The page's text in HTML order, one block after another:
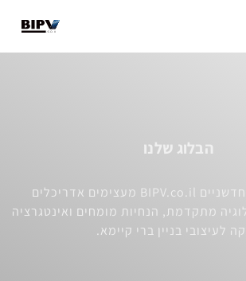
הבלוג שלנו
פתרונות BIPV חדשניים BIPV.co.il מעצימים אדריכלים
מתקדמת, הנחיות מומחים ואינטגרציה
לעיצובי בניין ברי קיימא.